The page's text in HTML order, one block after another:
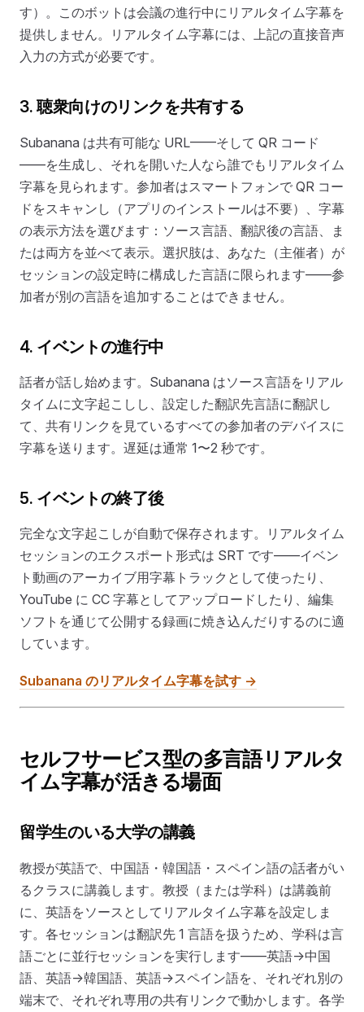
す）。このボットは会議の進行中にリアルタイム字幕を
提供しません。リアルタイム字幕には、上記の直接音声
入力の方式が必要です。
3. 聴衆向けのリンクを共有する
Subanana は共有可能な URL——そして QR コード
——を生成し、それを開いた人なら誰でもリアルタイム
字幕を見られます。参加者はスマートフォンで QR コー
ドをスキャンし（アプリのインストールは不要）、字幕
の表示方法を選びます：ソース言語、翻訳後の言語、ま
たは両方を並べて表示。選択肢は、あなた（主催者）が
セッションの設定時に構成した言語に限られます——参
加者が別の言語を追加することはできません。
4. イベントの進行中
話者が話し始めます。Subanana はソース言語をリアル
タイムに文字起こしし、設定した翻訳先言語に翻訳し
て、共有リンクを見ているすべての参加者のデバイスに
字幕を送ります。遅延は通常 1〜2 秒です。
5. イベントの終了後
完全な文字起こしが自動で保存されます。リアルタイム
セッションのエクスポート形式は SRT です——イベン
ト動画のアーカイブ用字幕トラックとして使ったり、
YouTube に CC 字幕としてアップロードしたり、編集
ソフトを通じて公開する録画に焼き込んだりするのに適
しています。
Subanana のリアルタイム字幕を試す →
セルフサービス型の多言語リアルタ
イム字幕が活きる場面
留学生のいる大学の講義
教授が英語で、中国語・韓国語・スペイン語の話者がい
るクラスに講義します。教授（または学科）は講義前
に、英語をソースとしてリアルタイム字幕を設定しま
す。各セッションは翻訳先 1 言語を扱うため、学科は言
語ごとに並行セッションを実行します——英語→中国
語、英語→韓国語、英語→スペイン語を、それぞれ別の
端末で、それぞれ専用の共有リンクで動かします。各学